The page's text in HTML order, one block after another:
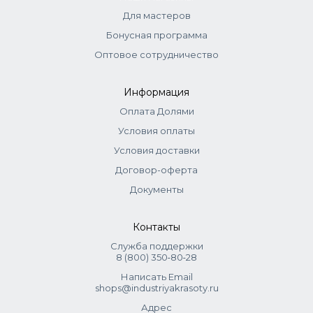
Для мастеров
Бонусная программа
Оптовое сотрудничество
Информация
Оплата Долями
Условия оплаты
Условия доставки
Договор-оферта
Документы
Контакты
Служба поддержки
8 (800) 350‑80‑28
Написать Email
shops@industriyakrasoty.ru
Адрес